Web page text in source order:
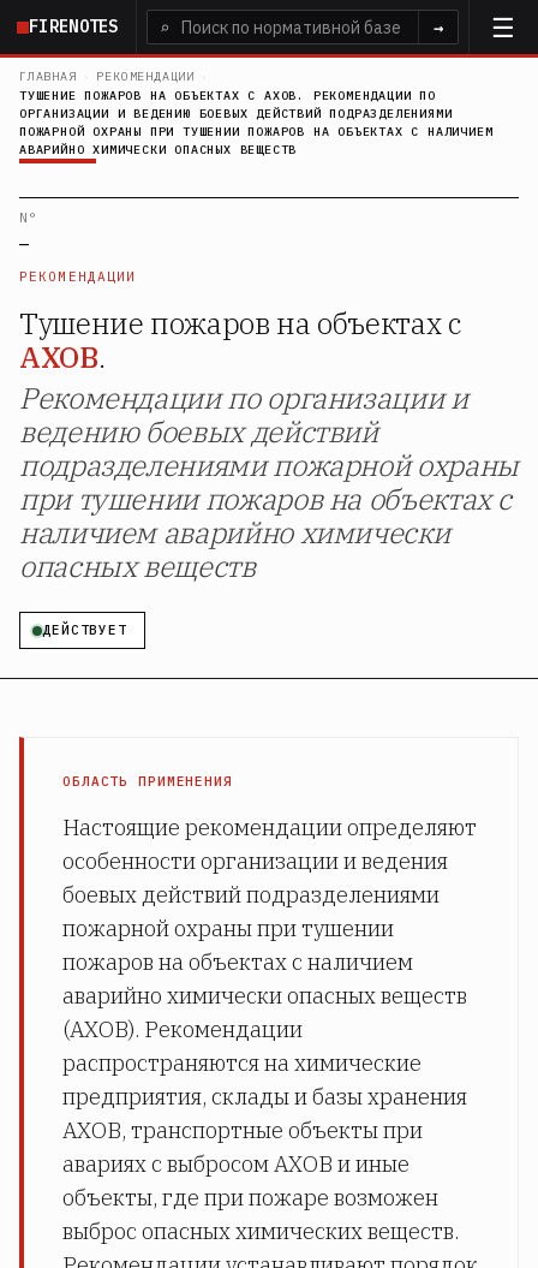
Перейти
основному
содержанию
FIRENOTES ⌕ →
ГЛАВНАЯ › РЕКОМЕНДАЦИИ
›
ТУШЕНИЕ ПОЖАРОВ НА ОБЪЕКТАХ С АХОВ. РЕКОМЕНДАЦИИ ПО
ОРГАНИЗАЦИИ И ВЕДЕНИЮ БОЕВЫХ ДЕЙСТВИЙ ПОДРАЗДЕЛЕНИЯМИ
ПОЖАРНОЙ ОХРАНЫ ПРИ ТУШЕНИИ ПОЖАРОВ НА ОБЪЕКТАХ С НАЛИЧИЕМ
АВАРИЙНО ХИМИЧЕСКИ ОПАСНЫХ ВЕЩЕСТВ
N°
—
РЕКОМЕНДАЦИИ
Тушение пожаров на объектах с
АХОВ.
Рекомендации по организации и
ведению боевых действий
подразделениями пожарной охраны
при тушении пожаров на объектах с
наличием аварийно химически
опасных веществ
ДЕЙСТВУЕТ
ОБЛАСТЬ ПРИМЕНЕНИЯ
Настоящие рекомендации определяют
особенности организации и ведения
боевых действий подразделениями
пожарной охраны при тушении
пожаров на объектах с наличием
аварийно химически опасных веществ
(АХОВ). Рекомендации
распространяются на химические
предприятия, склады и базы хранения
АХОВ, транспортные объекты при
авариях с выбросом АХОВ и иные
объекты, где при пожаре возможен
выброс опасных химических веществ.